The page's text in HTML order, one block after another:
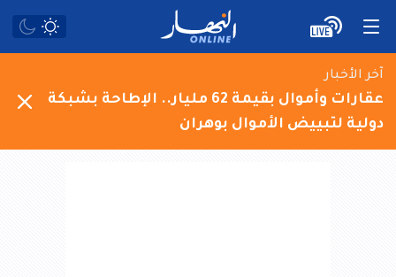
آخر الأخبار
عقارات وأموال بقيمة 62 مليار.. الإطاحة بشبكة
دولية لتبييض الأموال بوهران